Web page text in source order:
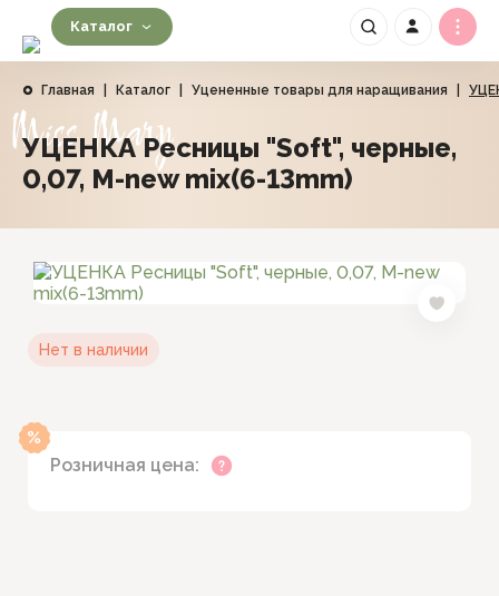
Каталог
Главная Каталог Уцененные товары для наращивания
Miss Mary
УЦЕНКА Ресницы "Soft", черные,
0,07, М-new mix(6-13mm)
Нет в наличии
Розничная цена: